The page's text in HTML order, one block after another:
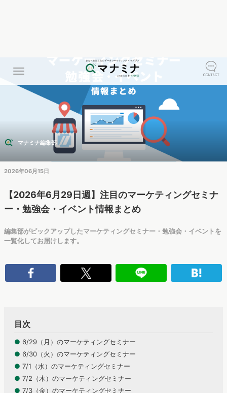
マナミナ編集部
【2026年6月29日週】注目のマーケティングセミナ
ー・勉強会・イベント情報まとめ
一覧化してお届けします。
● 6/30（火）のマーケティングセミナー
● 7/1（水）のマーケティングセミナー
● 7/2（木）のマーケティングセミナー
● 7/3（金）のマーケティングセミナー